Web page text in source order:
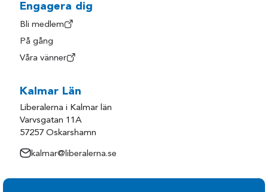
Engagera dig
Bli medlem
På gång
Våra vänner
Kalmar Län
Liberalerna i Kalmar län
Varvsgatan 11A
57257 Oskarshamn
kalmar@liberalerna.se